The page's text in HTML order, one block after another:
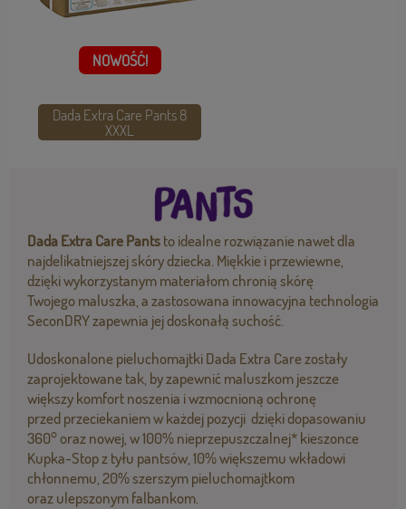
NOWOŚĆ!
Dada Extra Care Pants 8
XXXL
Dada Extra Care Pantsto idealne rozwiązanie nawet dla
najdelikatniejszej skóry dziecka. Miękkie i przewiewne,
dzięki wykorzystanym materiałom chronią skórę
Twojego maluszka, a zastosowana innowacyjna technologia
SeconDRY zapewnia jej doskonałą suchość.
Udoskonalone pieluchomajtki Dada Extra Care zostały
zaprojektowane tak, by zapewnić maluszkom jeszcze
większy komfort noszenia i wzmocnioną ochronę
przed przeciekaniem w każdej pozycji dzięki dopasowaniu
360° oraz nowej, w 100% nieprzepuszczalnej* kieszonce
Kupka-Stop z tyłu pantsów, 10% większemu wkładowi
chłonnemu, 20% szerszym pieluchomajtkom
oraz ulepszonym falbankom.